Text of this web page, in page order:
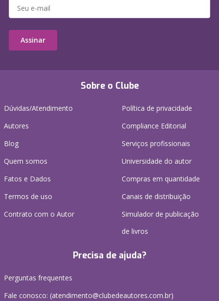
Sobre o Clube
Dúvidas/Atendimento
Autores
Blog
Quem somos
Fatos e Dados
Termos de uso
Contrato com o Autor
Política de privacidade
Compliance Editorial
Serviços profissionais
Universidade do autor
Compras em quantidade
Canais de distribuição
Simulador de publicação
de livros
Precisa de ajuda?
Perguntas frequentes
Fale conosco: (atendimento@clubedeautores.com.br)
Assinar